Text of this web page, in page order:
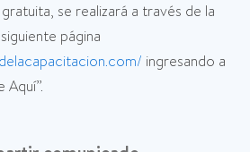
se realizará a través de la
página
ingresando a
Aquí”.